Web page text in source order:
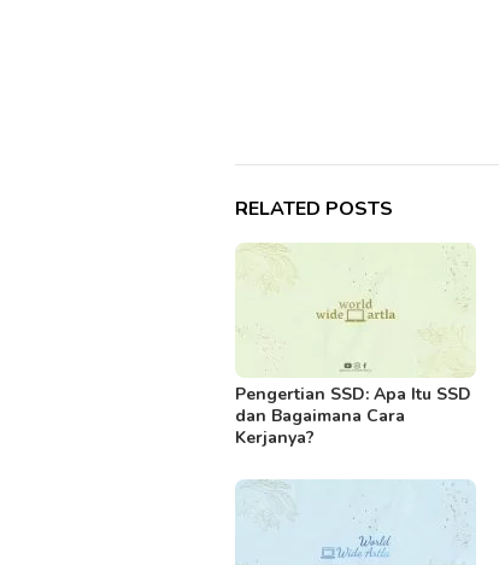
RELATED POSTS
Pengertian SSD: Apa Itu SSD
dan Bagaimana Cara
Kerjanya?